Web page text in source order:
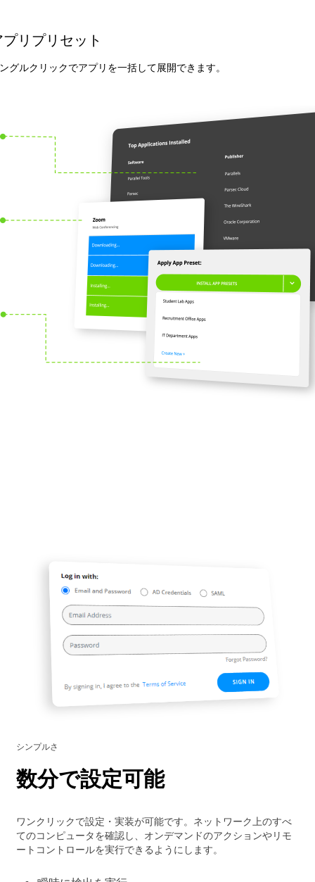
プリプリセット
グルクリックでアプリを一括して展開できます。
シンプルさ
数分で設定可能
ワンクリックで設定・実装が可能です。ネットワーク上のすべ
てのコンピュータを確認し、オンデマンドのアクションやリモ
ートコントロールを実行できるようにします。